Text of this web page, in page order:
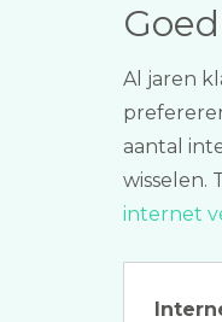
Al jaren
aantal
wisselen.
internet